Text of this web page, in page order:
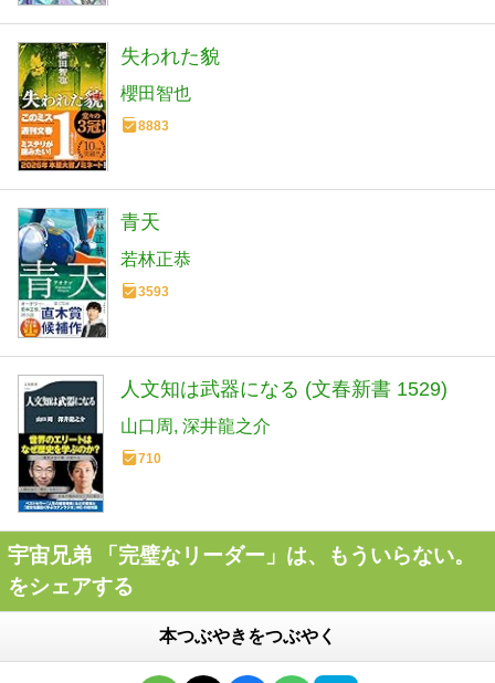
失われた貌
櫻田智也
8883
青天
若林正恭
3593
人文知は武器になる (文春新書 1529)
山口周 深井龍之介
710
宇宙兄弟 「完璧なリーダー」は、もういらない。
をシェアする
本つぶやきをつぶやく